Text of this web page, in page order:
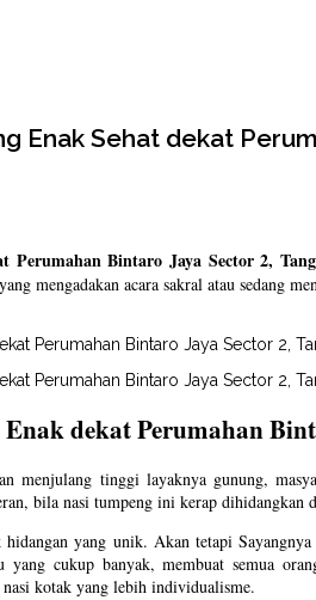
Enak Sehat dekat
Perumahan Bintaro Jaya Sector 2,
mengadakan acara sakral atau sedang
dekat Perumahan
menjulang tinggi layaknya gunung,
bila nasi tumpeng ini kerap dihidangkan
yang unik. Akan tetapi
yang cukup banyak, membuat semua
kotak yang lebih individualisme.